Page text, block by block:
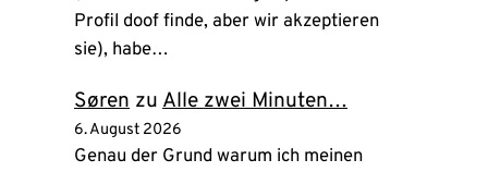
Profil doof finde, aber wir akzeptieren
sie), habe…
Søren zu Alle zwei Minuten…
6. August 2026
Genau der Grund warum ich meinen